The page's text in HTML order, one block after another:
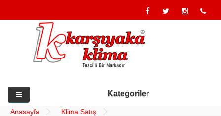
Kategoriler
Anasayfa Klima Satış